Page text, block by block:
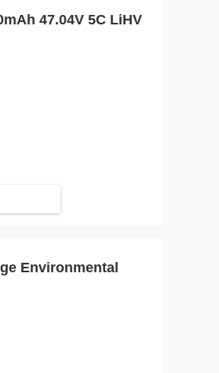
47.04V 5C LiHV
Environmental